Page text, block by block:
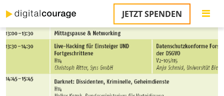
zum
Inhalt
JETZT SPENDEN
Bild